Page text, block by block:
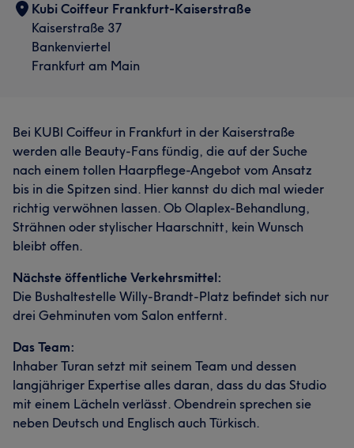
Kubi Coiffeur Frankfurt-Kaiserstraße
Kaiserstraße 37
Bankenviertel
Frankfurt am Main
Bei KUBl Coiffeur in Frankfurt in der Kaiserstraße
werden alle Beauty-Fans fündig, die auf der Suche
nach einem tollen Haarpflege-Angebot vom Ansatz
bis in die Spitzen sind. Hier kannst du dich mal wieder
richtig verwöhnen lassen. Ob Olaplex-Behandlung,
Strähnen oder stylischer Haarschnitt, kein Wunsch
bleibt offen.
Nächste öffentliche Verkehrsmittel:
Die Bushaltestelle Willy-Brandt-Platz befindet sich nur
drei Gehminuten vom Salon entfernt.
Das Team:
Inhaber Turan setzt mit seinem Team und dessen
langjähriger Expertise alles daran, dass du das Studio
mit einem Lächeln verlässt. Obendrein sprechen sie
neben Deutsch und Englisch auch Türkisch.